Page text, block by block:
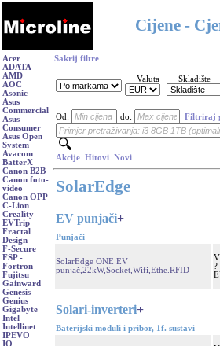
Cijene -
Acer
ADATA
AMD
AOC
Asonic
Asus
Commercial
Asus
Consumer
Asus Open
System
Avacom
BatterX
Canon B2B
Canon foto-
video
Canon OPP
C-Lion
Creality
EVTrip
Fractal
Design
F-Secure
FSP -
Fortron
Fujitsu
Gainward
Genesis
Genius
Gigabyte
Intel
Intellinet
IPEVO
IQ
Sakrij filtre
Valuta
Skladište
Od: do: Filtriraj
Akcije Hitovi Novi
SolarEdge
EV punjači+
Punjači
SolarEdge ONE EV
punjač,22kW,Socket,Wifi,Ethe.RFID
?
Solari-inverteri+
Baterijski moduli i pribor, 1f. sustavi